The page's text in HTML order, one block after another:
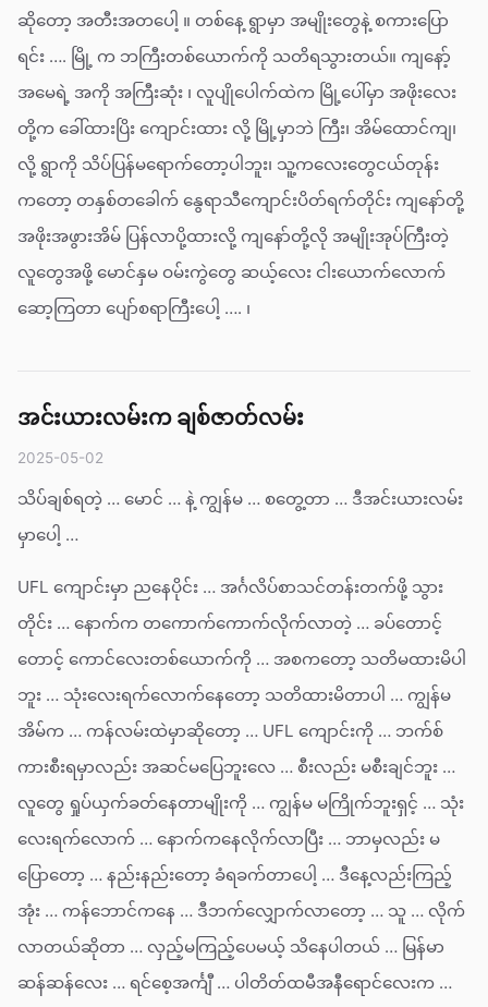
ဆိုတော့ အတီးအတပေါ့ ။ တစ်နေ့ ရွာမှာ အမျိုးတွေနဲ့ စကားပြော
ရင်း …. မြို့ က ဘကြီးတစ်ယောက်ကို သတိရသွားတယ်။ ကျနော့်
အမေရဲ့ အကို အကြီးဆုံး ၊ လူပျိုပေါက်ထဲက မြို့ပေါ်မှာ အဖိုးလေး
တို့က ခေါ်ထားပြိး ကျောင်းထား လို့ မြို့မှာဘဲ ကြီး၊ အိမ်ထောင်ကျ၊
လို့ ရွာကို သိပ်ပြန်မရောက်တော့ပါဘူး၊ သူ့ကလေးတွေငယ်တုန်း
ကတော့ တနှစ်တခေါက် နွေရာသီကျောင်းပိတ်ရက်တိုင်း ကျနော်တို့
အဖိုးအဖွားအိမ် ပြန်လာပို့ထားလို့ ကျနော်တို့လို အမျိုးအုပ်ကြီးတဲ့
လူတွေအဖို့ မောင်နှမ ဝမ်းကွဲတွေ ဆယ့်လေး ငါးယောက်လောက်
ဆော့ကြတာ ပျော်စရာကြီးပေါ့ …. ၊
အင်းယားလမ်းက ချစ်ဇာတ်လမ်း
2025-05-02
သိပ်ချစ်ရတဲ့ … မောင် … နဲ့ ကျွန်မ … စတွေ့တာ … ဒီအင်းယားလမ်း
မှာပေါ့ …
UFL ကျောင်းမှာ ညနေပိုင်း … အင်္ဂလိပ်စာသင်တန်းတက်ဖို့ သွား
တိုင်း … နောက်က တကောက်ကောက်လိုက်လာတဲ့ … ခပ်တောင့်
တောင့် ကောင်လေးတစ်ယောက်ကို … အစကတော့ သတိမထားမိပါ
ဘူး … သုံးလေးရက်လောက်နေတော့ သတိထားမိတာပါ … ကျွန်မ
အိမ်က … ကန်လမ်းထဲမှာဆိုတော့ … UFL ကျောင်းကို … ဘက်စ်
ကားစီးရမှာလည်း အဆင်မပြေဘူးလေ … စီးလည်း မစီးချင်ဘူး …
လူတွေ ရှုပ်ယှက်ခတ်နေတာမျိုးကို … ကျွန်မ မကြိုက်ဘူးရှင့် … သုံး
လေးရက်လောက် … နောက်ကနေလိုက်လာပြီး … ဘာမှလည်း မ
ပြောတော့ … နည်းနည်းတော့ ခံရခက်တာပေါ့ … ဒီနေ့လည်းကြည့်
အုံး … ကန်ဘောင်ကနေ … ဒီဘက်လျှောက်လာတော့ … သူ … လိုက်
လာတယ်ဆိုတာ … လှည့်မကြည့်ပေမယ့် သိနေပါတယ် … မြန်မာ
ဆန်ဆန်လေး … ရင်စေ့အင်္ကျီ … ပါတိတ်ထမီအနီရောင်လေးက …